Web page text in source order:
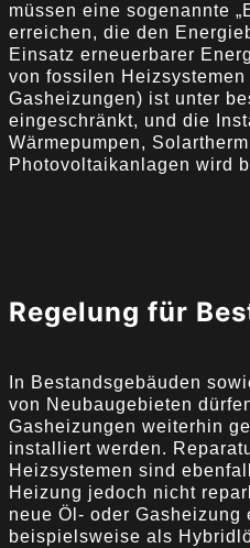
müssen eine sogenannte
erreichen, die den
Einsatz erneuerbarer
von fossilen Heizsystemen
Gasheizungen) ist unter
eingeschränkt, und die
Wärmepumpen,
Photovoltaikanlagen wird
Regelung für
In Bestandsgebäuden
von Neubaugebieten
Gasheizungen weiterhin
installiert werden.
Heizsystemen sind
Heizung jedoch nicht
neue Öl- oder Gasheizung
beispielsweise als